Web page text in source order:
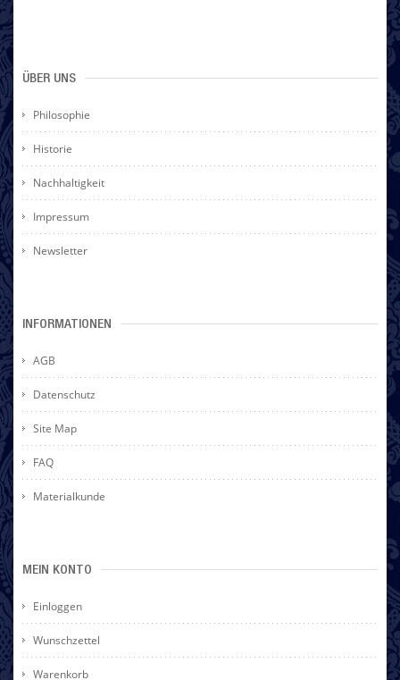
ÜBER UNS
Philosophie
Historie
Nachhaltigkeit
Impressum
Newsletter
INFORMATIONEN
AGB
Datenschutz
Site Map
FAQ
Materialkunde
MEIN KONTO
Einloggen
Wunschzettel
Warenkorb